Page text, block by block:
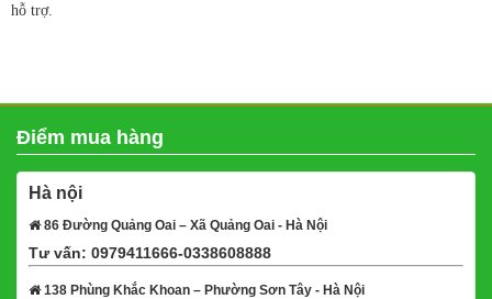
hỗ trợ.
Điểm mua hàng
Hà nội
86 Đường Quảng Oai – Xã Quảng Oai - Hà Nội
Tư vấn: 0979411666-0338608888
138 Phùng Khắc Khoan – Phường Sơn Tây - Hà Nội